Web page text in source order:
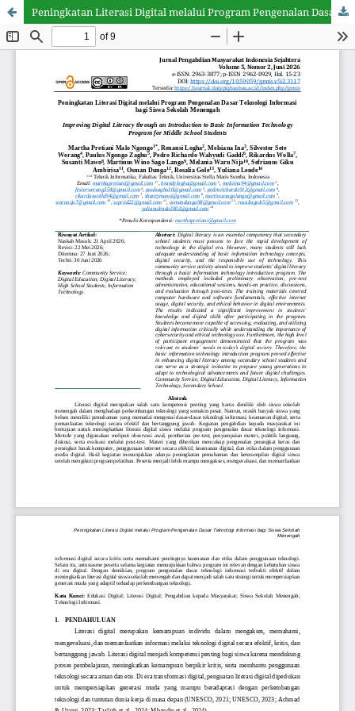
Peningkatan Literasi Digital melalui Program Pengenalan Dasar Teknologi Informasi bagi Siswa Sekolah Menengah